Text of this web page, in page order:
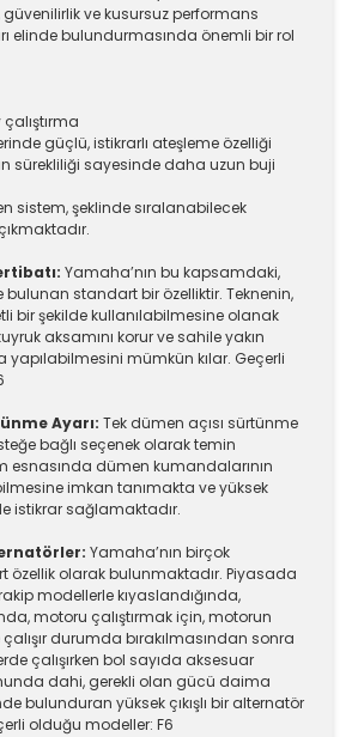
ve kusursuz performans
elinde bulundurmasında önemli bir rol
güçlü, istikrarlı ateşleme özelliği
sürekliliği sayesinde daha uzun buji
sistem, şeklinde sıralanabilecek
Yamaha’nın bu kapsamdaki,
standart bir özelliktir. Teknenin,
bir şekilde kullanılabilmesine olanak
aksamını korur ve sahile yakın
mümkün kılar. Geçerli
Ayarı: Tek dümen açısı sürtünme
bağlı seçenek olarak temin
esnasında dümen kumandalarının
imkan tanımakta ve yüksek
istikrar sağlamaktadır.
Yamaha’nın birçok
olarak bulunmaktadır. Piyasada
modellerle kıyaslandığında,
motoru çalıştırmak için, motorun
durumda bırakılmasından sonra
çalışırken bol sayıda aksesuar
dahi, gerekli olan gücü daima
bulunduran yüksek çıkışlı bir alternatör
olduğu modeller: F6